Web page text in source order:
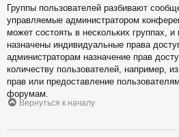
Группы пользователей разбивают
управляемые администратором
может состоять в нескольких группах,
назначены индивидуальные права
администраторам назначение прав
количеству пользователей, например,
прав или предоставление
форумам.
Вернуться к началу